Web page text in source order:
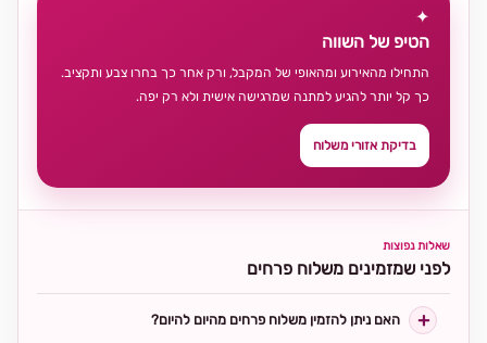
✦
הטיפ של השווה
התחילו מהאירוע ומהאופי של המקבל, ורק אחר כך בחרו צבע ותקציב.
כך קל יותר להגיע למתנה שמרגישה אישית ולא רק יפה.
בדיקת אזורי משלוח
שאלות נפוצות
לפני שמזמינים משלוח פרחים
האם ניתן להזמין משלוח פרחים מהיום להיום?